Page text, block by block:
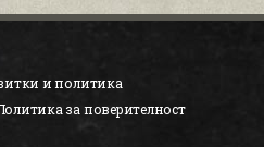
и политика
за поверителност